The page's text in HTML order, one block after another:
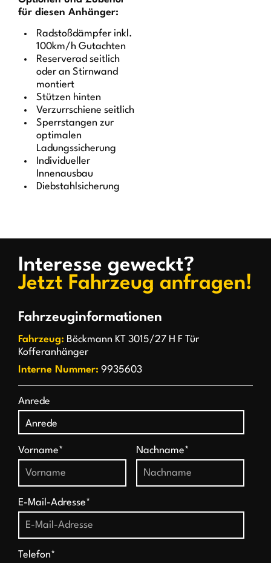
für diesen Anhänger:
Radstoßdämpfer inkl.
100km/h Gutachten
Reserverad seitlich
oder an Stirnwand
montiert
Stützen hinten
Verzurrschiene seitlich
Sperrstangen zur
optimalen
Ladungssicherung
Individueller
Innenausbau
Diebstahlsicherung
Interesse geweckt?
Jetzt Fahrzeug anfragen!
Fahrzeuginformationen
Fahrzeug: Böckmann KT 3015/27 H F Tür
Kofferanhänger
Interne Nummer: 9935603
Anrede
Vorname* Nachname*
E-Mail-Adresse*
Telefon*